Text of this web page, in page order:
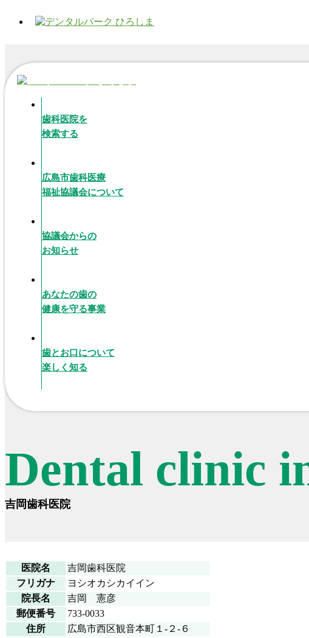
歯科医院を
検索する
広島市歯科医療
福祉協議会について
協議会からの
お知らせ
あなたの歯の
健康を守る事業
歯とお口について
楽しく知る
Dental clinic
吉岡歯科医院
医院名
吉岡歯科医院
フリガナ
ヨシオカシカイイン
院長名
吉岡 憲彦
郵便番号
733-0033
住所
広島市西区観音本町１-２-６